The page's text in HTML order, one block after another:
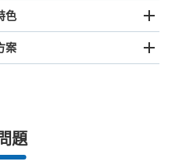
預約
色
上合作店鋪
案
（小型背包、手提包、手提行李
題